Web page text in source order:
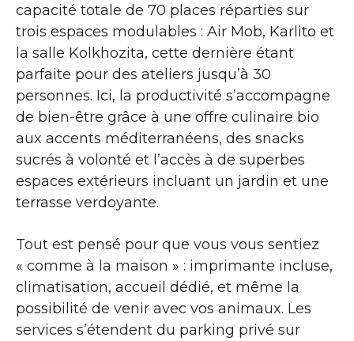
capacité totale de 70 places réparties sur
trois espaces modulables : Air Mob, Karlito et
la salle Kolkhozita, cette dernière étant
parfaite pour des ateliers jusqu’à 30
personnes. Ici, la productivité s’accompagne
de bien-être grâce à une offre culinaire bio
aux accents méditerranéens, des snacks
sucrés à volonté et l’accès à de superbes
espaces extérieurs incluant un jardin et une
terrasse verdoyante.
Tout est pensé pour que vous vous sentiez
« comme à la maison » : imprimante incluse,
climatisation, accueil dédié, et même la
possibilité de venir avec vos animaux. Les
services s’étendent du parking privé sur